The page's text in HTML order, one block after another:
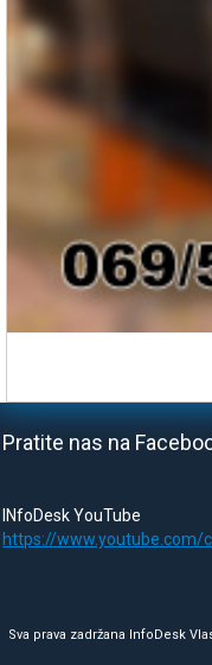
Pratite nas na
INfoDesk YouTube
https://www.youtube.com/
Sva prava zadržana InfoDesk